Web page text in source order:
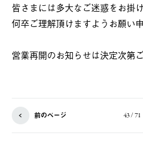
皆さまには多大なご迷惑をお掛
何卒ご理解頂けますようお願い
営業再開のお知らせは決定次第
前のページ 43 / 71